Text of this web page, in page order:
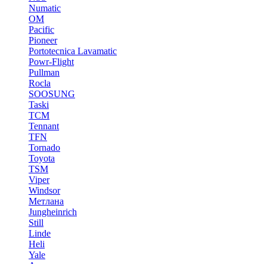
Numatic
OM
Pacific
Pioneer
Portotecnica Lavamatic
Powr-Flight
Pullman
Rocla
SOOSUNG
Taski
TCM
Tennant
TFN
Tornado
Toyota
TSM
Viper
Windsor
Метлана
Jungheinrich
Still
Linde
Heli
Yale